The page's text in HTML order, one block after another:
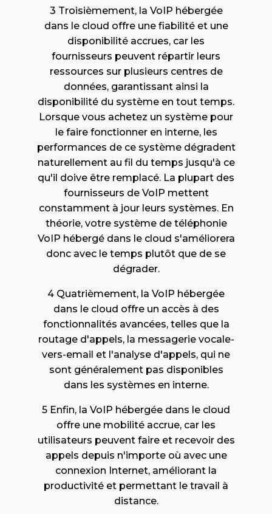
3 Troisièmement, la VoIP hébergée
dans le cloud offre une fiabilité et une
disponibilité accrues, car les
fournisseurs peuvent répartir leurs
ressources sur plusieurs centres de
données, garantissant ainsi la
disponibilité du système en tout temps.
Lorsque vous achetez un système pour
le faire fonctionner en interne, les
performances de ce système dégradent
naturellement au fil du temps jusqu'à ce
qu'il doive être remplacé. La plupart des
fournisseurs de VoIP mettent
constamment à jour leurs systèmes. En
théorie, votre système de téléphonie
VoIP hébergé dans le cloud s'améliorera
donc avec le temps plutôt que de se
dégrader.
4 Quatrièmement, la VoIP hébergée
dans le cloud offre un accès à des
fonctionnalités avancées, telles que la
routage d'appels, la messagerie vocale-
vers-email et l'analyse d'appels, qui ne
sont généralement pas disponibles
dans les systèmes en interne.
5 Enfin, la VoIP hébergée dans le cloud
offre une mobilité accrue, car les
utilisateurs peuvent faire et recevoir des
appels depuis n'importe où avec une
connexion Internet, améliorant la
productivité et permettant le travail à
distance.